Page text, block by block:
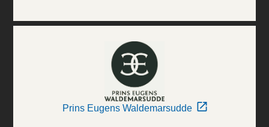
Prins Eugens Waldemarsudde